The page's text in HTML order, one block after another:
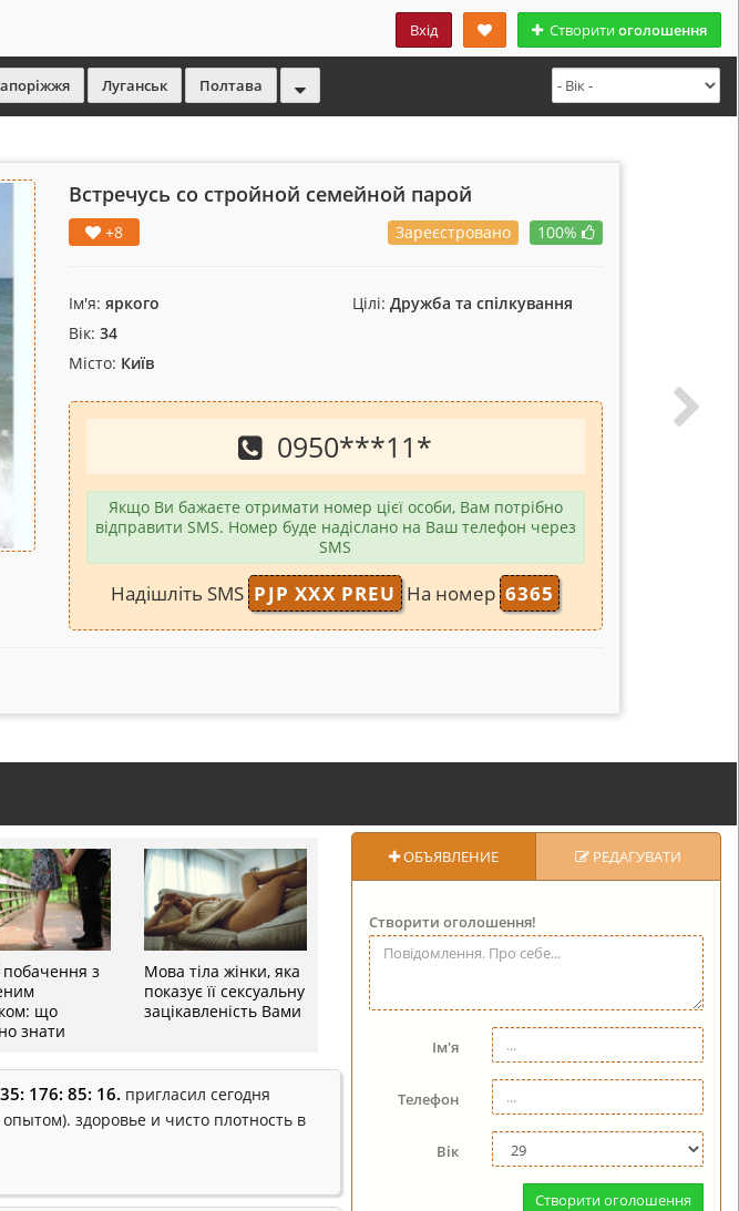
Створитиоголошення
Вхід
Луганськ Полтава
Встречусь со стройной семейной парой
+8 100%
Зареєстровано
Ім'я: яркого
Вік: 34
Місто: Київ
Цілі: Дружба та спілкування
0950***11*
Якщо Ви бажаєте отримати номер цієї особи, Вам потрібно
відправити SMS. Номер буде надіслано на Ваш телефон через
SMS
Надішліть SMS PJP XXX PREU На номер 6365
побачення з
що
знати
Мова тіла жінки, яка
показує її сексуальну
зацікавленість Вами
176: 85: 16. пригласил сегодня
здоровье и чисто плотность в
ОБЪЯВЛЕНИЕ РЕДАГУВАТИ
Створити оголошення!
Ім'я
Телефон
Вік
Створити оголошення